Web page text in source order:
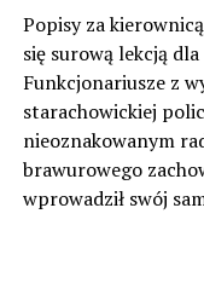
Popisy za
się surową lekcją
Funkcjonariusze z
starachowickiej
nieoznakowanym
brawurowego
wprowadził swój